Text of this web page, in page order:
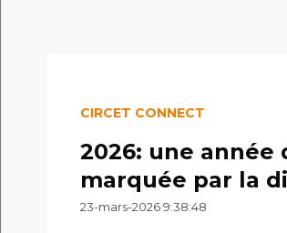
CIRCET CONNECT
2026: une année
marquée par la
23-mars-2026 9:38:48